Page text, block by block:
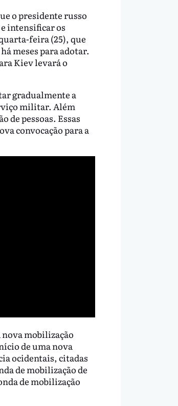
o presidente russo
intensificar os
feira (25), que
meses para adotar.
Kiev levará o
gradualmente a
militar. Além
de pessoas. Essas
convocação para a
mobilização
de uma nova
ocidentais, citadas
de mobilização de
de mobilização